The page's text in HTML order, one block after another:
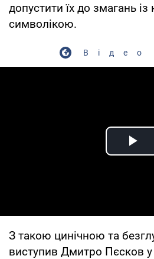
допустити їх до змагань
символікою.
З такою цинічною та
виступив Дмитро Пєсков у